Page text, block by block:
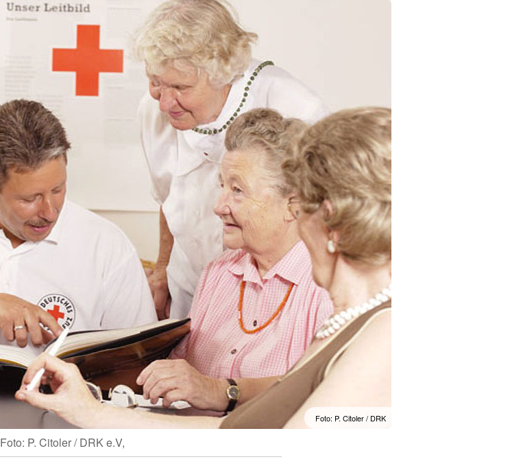
Foto: P. Citoler / DRK
Foto: P. Citoler / DRK e.V,